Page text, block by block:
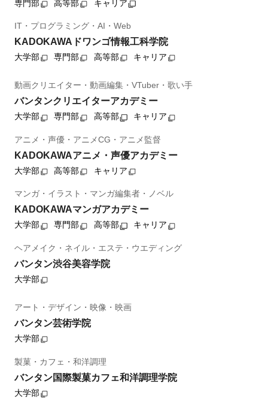
専門部 高等部 キャリア
IT・プログラミング・AI・Web
KADOKAWAドワンゴ情報工科学院
大学部 専門部 高等部 キャリア
動画クリエイター・動画編集・VTuber・歌い手
バンタンクリエイターアカデミー
大学部 専門部 高等部 キャリア
アニメ・声優・アニメCG・アニメ監督
KADOKAWAアニメ・声優アカデミー
大学部 高等部 キャリア
マンガ・イラスト・マンガ編集者・ノベル
KADOKAWAマンガアカデミー
大学部 専門部 高等部 キャリア
ヘアメイク・ネイル・エステ・ウエディング
バンタン渋谷美容学院
大学部
アート・デザイン・映像・映画
バンタン芸術学院
大学部
製菓・カフェ・和洋調理
バンタン国際製菓カフェ和洋調理学院
大学部